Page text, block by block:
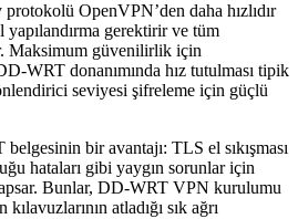
OpenVPN’den daha hızlıdır
gerektirir ve tüm
Maksimum güvenilirlik için
WRT donanımında hız tutulması tipik
seviyesi şifreleme için güçlü
bir avantajı: TLS el sıkışması
hataları gibi yaygın sorunlar için
Bunlar, DD-WRT VPN kurulumu
kılavuzlarının atladığı sık ağrı